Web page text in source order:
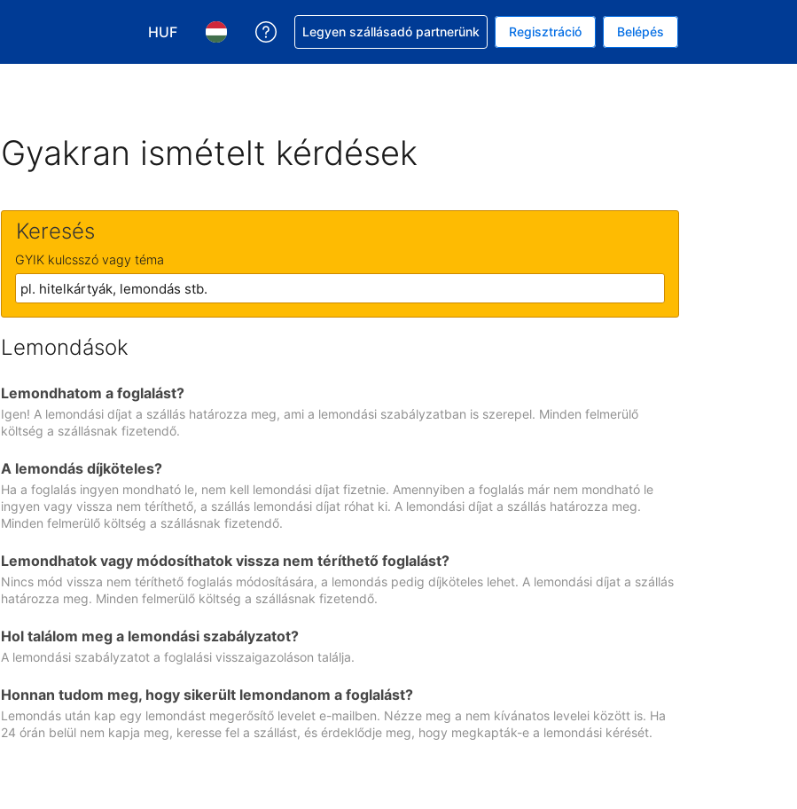
HUF
Válasszon pénznemet. Jelenlegi kiválasztott pénznem: magyar forint
Válasszon nyelvet. Jelenleg kiválasztott nyelv: Magyar
Segítség a foglalással
Legyen szállásadó partnerünk Regisztráció Belépés
Gyakran ismételt kérdések
Keresés
GYIK kulcsszó vagy téma
Lemondások
Lemondhatom a foglalást?
Igen! A lemondási díjat a szállás határozza meg, ami a lemondási szabályzatban is szerepel. Minden felmerülő
költség a szállásnak fizetendő.
A lemondás díjköteles?
Ha a foglalás ingyen mondható le, nem kell lemondási díjat fizetnie. Amennyiben a foglalás már nem mondható le
ingyen vagy vissza nem téríthető, a szállás lemondási díjat róhat ki. A lemondási díjat a szállás határozza meg.
Minden felmerülő költség a szállásnak fizetendő.
Lemondhatok vagy módosíthatok vissza nem téríthető foglalást?
Nincs mód vissza nem téríthető foglalás módosítására, a lemondás pedig díjköteles lehet. A lemondási díjat a szállás
határozza meg. Minden felmerülő költség a szállásnak fizetendő.
Hol találom meg a lemondási szabályzatot?
A lemondási szabályzatot a foglalási visszaigazoláson találja.
Honnan tudom meg, hogy sikerült lemondanom a foglalást?
Lemondás után kap egy lemondást megerősítő levelet e-mailben. Nézze meg a nem kívánatos levelei között is. Ha
24 órán belül nem kapja meg, keresse fel a szállást, és érdeklődje meg, hogy megkapták-e a lemondási kérését.